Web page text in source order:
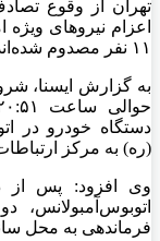
تهران از وقوع
اعزام نیرو‌های
۱۱ نفر مصدوم شده‌اند.
به گزارش ایسنا،
دستگاه خودرو در
(ره) به مرکز ارتباطات ۱۱۵ اورژانس استان تهران اعلام
وی افزود: پس از
فرماندهی به محل